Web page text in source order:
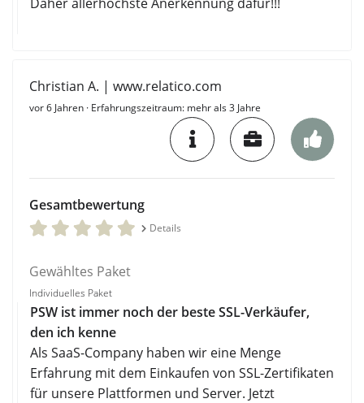
Christian A. | www.relatico.com
vor 6 Jahren · Erfahrungszeitraum: mehr als 3 Jahre
Gesamtbewertung
Details
Gewähltes Paket
Individuelles Paket
PSW ist immer noch der beste SSL-Verkäufer,
den ich kenne
Als SaaS-Company haben wir eine Menge
Erfahrung mit dem Einkaufen von SSL-Zertifikaten
für unsere Plattformen und Server. Jetzt